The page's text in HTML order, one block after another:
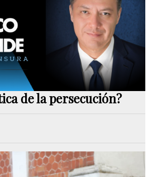
de la persecución?